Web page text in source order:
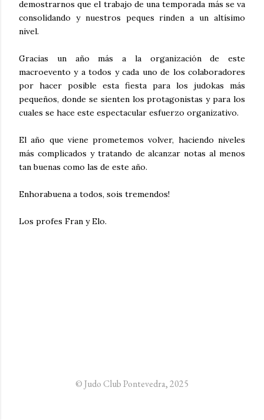
demostrarnos que el trabajo de una temporada más se va
consolidando y nuestros peques rinden a un altísimo
nivel.
Gracias un año más a la organización de este
macroevento y a todos y cada uno de los colaboradores
por hacer posible esta fiesta para los judokas más
pequeños, donde se sienten los protagonistas y para los
cuales se hace este espectacular esfuerzo organizativo.
El año que viene prometemos volver, haciendo niveles
más complicados y tratando de alcanzar notas al menos
tan buenas como las de este año.
Enhorabuena a todos, sois tremendos!
Los profes Fran y Elo.
© Judo Club Pontevedra, 2025